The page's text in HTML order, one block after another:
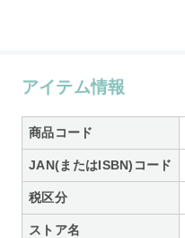
アイテム情報
商品コード
JAN(またはISBN)コード
税区分
ストア名